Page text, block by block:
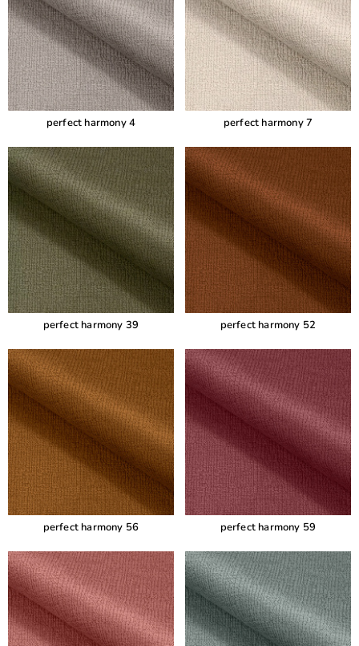
perfect harmony 4 perfect harmony 7
perfect harmony 39 perfect harmony 52
perfect harmony 56 perfect harmony 59